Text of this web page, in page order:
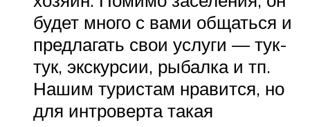
будет много с вами общаться и
предлагать свои услуги — тук-
тук, экскурсии, рыбалка и тп.
Нашим туристам нравится, но
для интроверта такая